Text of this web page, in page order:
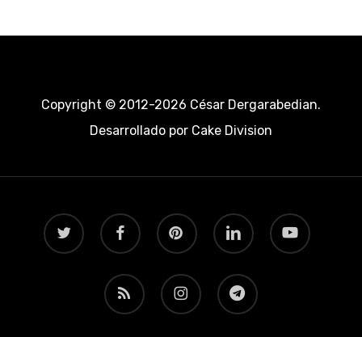
Copyright © 2012-2026 César Dergarabedian.
Desarrollado porCake Division
twitter facebook pinterest linkedin youtube
RSS instagram telegram